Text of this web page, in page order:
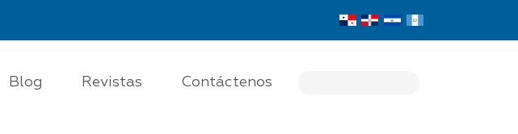
Blog Revistas Contáctenos